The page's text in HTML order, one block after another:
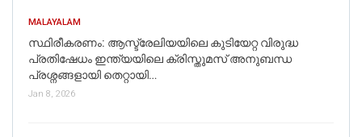
MALAYALAM
സ്ഥിരീകരണം: ആസ്ട്രേലിയയിലെ കുടിയേറ്റ വിരുദ്ധ
പ്രതിഷേധം ഇന്ത്യയിലെ ക്രിസ്തുമസ് അനുബന്ധ
പ്രശ്നങ്ങളായി തെറ്റായി…
Jan 8, 2026